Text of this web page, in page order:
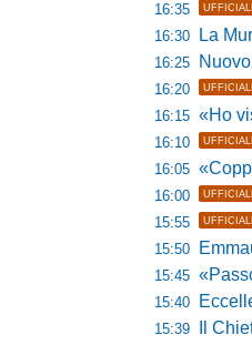
16:35
16:30 La
16:25 Nuovo
16:20
16:15 «Ho visto
16:10
16:05 «Coppa
16:00
15:55
15:50
15:45 «Passo
15:40
15:39 Il